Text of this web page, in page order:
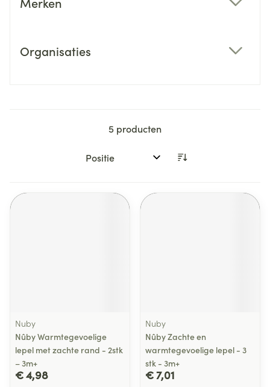
Organisaties
5 producten
Sorteer op:
Nuby
Nûby Warmtegevoelige
lepel met zachte rand - 2stk
– 3m+
€ 4,98
Nuby
Nûby Zachte en
warmtegevoelige lepel - 3
stk - 3m+
€ 7,01